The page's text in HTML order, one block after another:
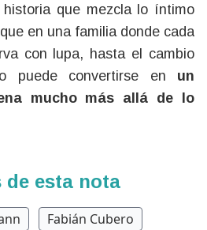
que mezcla lo íntimo
en una familia donde cada
con lupa, hasta el cambio
puede convertirse en un
mucho más allá de lo
de esta nota
Fabián Cubero